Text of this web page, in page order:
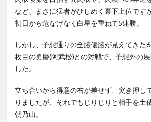
など、まさに猛者がひしめく幕下上位です
初日から危なげなく白星を重ねて5連勝。
しかし、予想通りの全勝優勝が見えてきた
枚目の勇磨(阿武松)との対戦で、予想外の
した。
立ち合いから得意の右が差せず、突き押し
りましたが、それでもじりじりと相手を土
朝乃山。